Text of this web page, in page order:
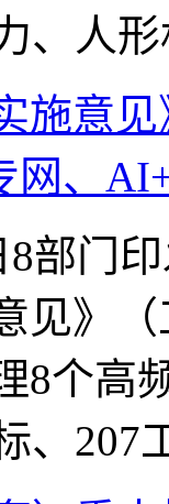
、人
施意
网、
8部门
见》
8个高
、207